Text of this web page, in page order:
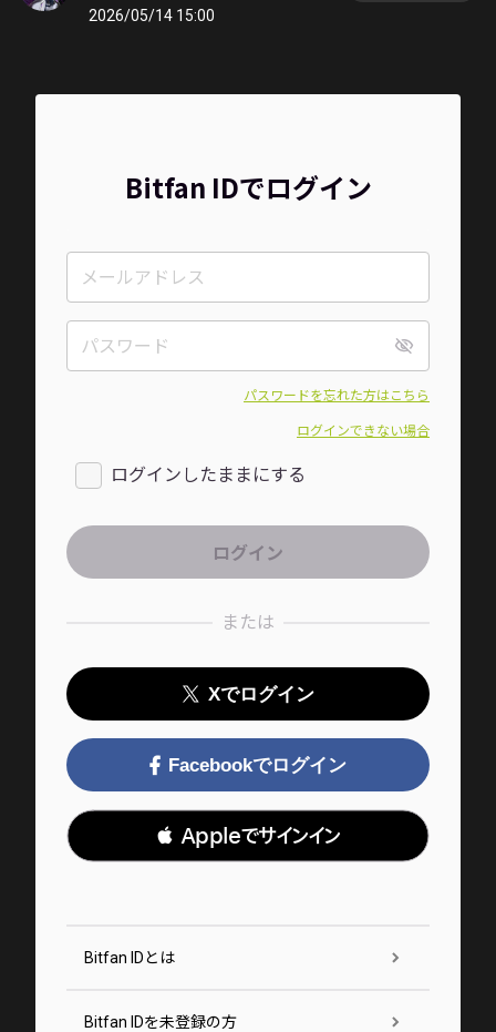
2026/05/14 15:00
Bitfan IDでログイン
パスワードを忘れた方はこちら
ログインできない場合
ログインしたままにする
または
Xでログイン
Facebookでログイン
 Appleでサインイン
Bitfan IDとは
Bitfan IDを未登録の方